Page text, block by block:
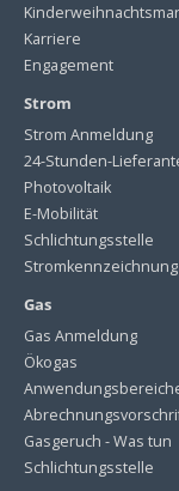
Karriere
Engagement
Strom
Strom Anmeldung
24-Stunden-
Photovoltaik
E-Mobilität
Schlichtungsstelle
Stromkennzeichnung
Gas
Gas Anmeldung
Ökogas
Gasgeruch - Was tun
Schlichtungsstelle